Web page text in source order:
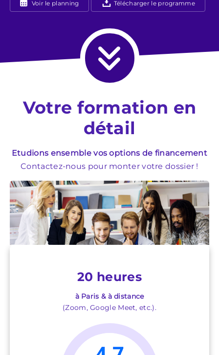
Voir le planning Télécharger le programme
Votre formation en
détail
Etudions ensemble vos options de financement
Contactez-nous pour monter votre dossier !
20 heures
à Paris & à distance
(Zoom, Google Meet, etc.).